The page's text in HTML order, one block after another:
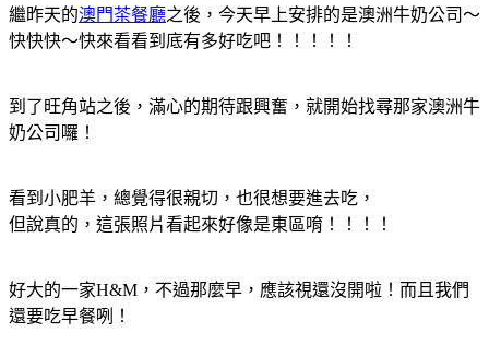
繼昨天的澳門茶餐廳之後，今天早上安排的是澳洲牛奶公司～
快快快～快來看看到底有多好吃吧！！！！！
到了旺角站之後，滿心的期待跟興奮，就開始找尋那家澳洲牛
奶公司囉！
看到小肥羊，總覺得很親切，也很想要進去吃，
但說真的，這張照片看起來好像是東區唷！！！！
好大的一家H&M，不過那麼早，應該視還沒開啦！而且我們
還要吃早餐咧！